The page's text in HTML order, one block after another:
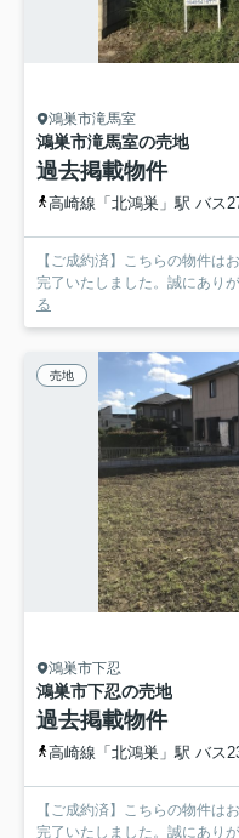
鴻巣市滝馬室
鴻巣市滝馬室の売地
過去掲載物件
高崎線「北鴻巣」駅 バス27
【ご成約済】こちらの物件は
完了いたしました。誠にあり
る
売地
鴻巣市下忍
鴻巣市下忍の売地
過去掲載物件
高崎線「北鴻巣」駅 バス23
【ご成約済】こちらの物件は
完了いたしました。誠にあり